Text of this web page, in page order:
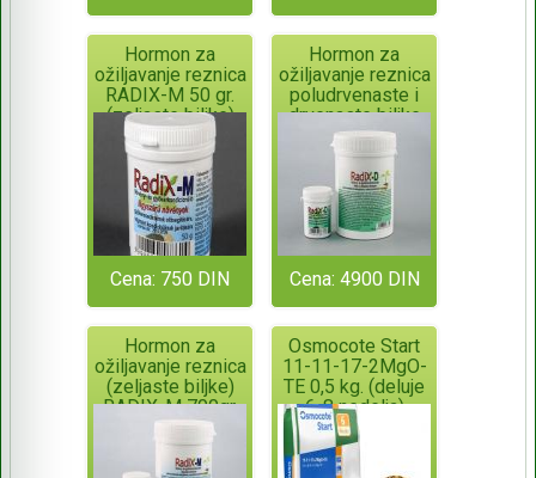
Hormon za
ožiljavanje reznica
RADIX-M 50 gr.
(zeljaste biljke)
ORIGINALNO
PAKOVANJE!
Cena: 750 DIN
Hormon za
ožiljavanje reznica
poludrvenaste i
drvenaste biljke
RADIX-D 700gr.
ORIGINALNO
PAKOVANJE!
Cena: 4900 DIN
Hormon za
ožiljavanje reznica
(zeljaste biljke)
RADIX-M 700gr.
ORIGINALNO
PAKOVANJE!
Osmocote Start
11-11-17-2MgO-
TE 0,5 kg. (deluje
6-8 nedelja)